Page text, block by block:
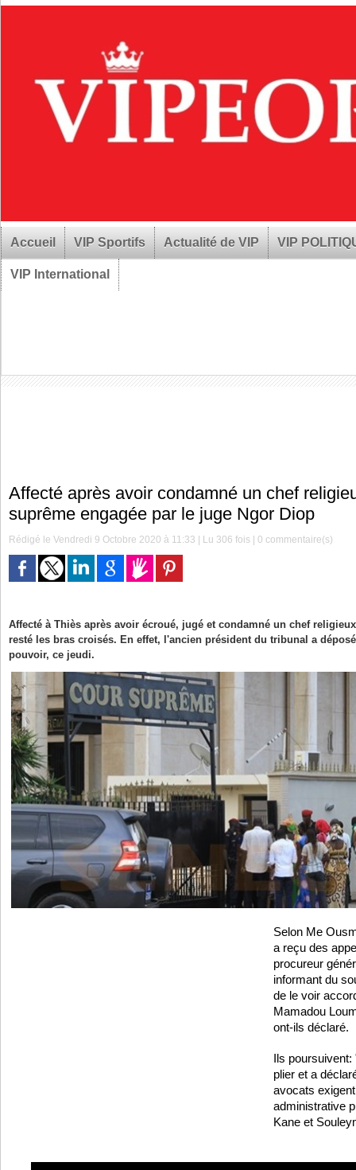
Accueil VIP Sportifs Actualité de VIP VIP
VIP International
Affecté après avoir condamné un chef
suprême engagée par le juge Ngor Diop
Rédigé le Vendredi 9 Octobre 2020 à 11:33 | Lu 306 fois |0 commentaire(s)
Affecté à Thiès après avoir écroué, jugé et condamné un chef
resté les bras croisés. En effet, l'ancien président du tribunal a
pouvoir, ce jeudi.
Selon Me
a reçu des
procureur
informant du
de le voir
Mamadou
ont-ils déclaré.
Ils
plier et a
avocats
administrative
Kane et